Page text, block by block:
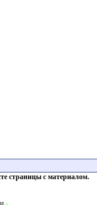
страницы с материалом.
-